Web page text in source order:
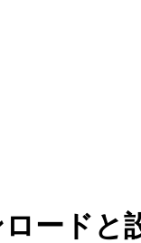
ードと